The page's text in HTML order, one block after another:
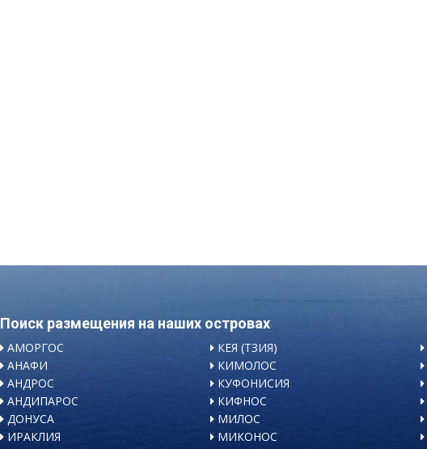
Поиск размещения на наших островах
АМОРГОС
АНАФИ
АНДРОС
АНДИПАРОС
ДОНУСА
ИРАКЛИЯ
КЕЯ (ТЗИЯ)
КИМОЛОС
КУФОНИСИЯ
КИФНОС
МИЛОС
МИКОНОС